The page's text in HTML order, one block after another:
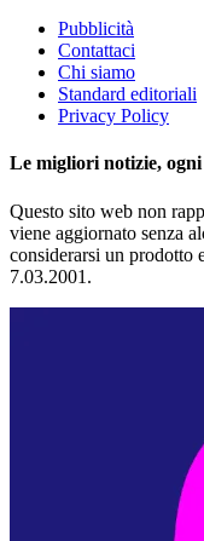
Pubblicità
Contattaci
Chi siamo
Standard editoriali
Privacy Policy
Le migliori notizie,
Questo sito web non
viene aggiornato senza
considerarsi un prodotto
7.03.2001.